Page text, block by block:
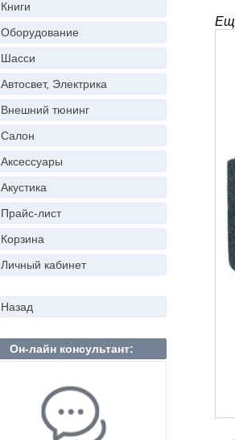
Книги
Оборудование
Шасси
Автосвет, Электрика
Внешний тюнинг
Салон
Аксессуары
Акустика
Прайс-лист
Корзина
Личный кабинет
Назад
Он-лайн консультант: